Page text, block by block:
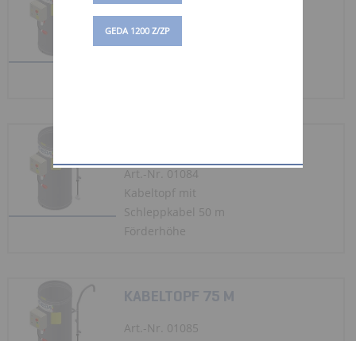
GEDA 1200 Z/ZP
Art.-Nr. 01083
Kabeltopf mit
Art.-Nr. 01084
Kabeltopf mit
Schleppkabel 50 m
Förderhöhe
KABELTOPF 75 M
Art.-Nr. 01085